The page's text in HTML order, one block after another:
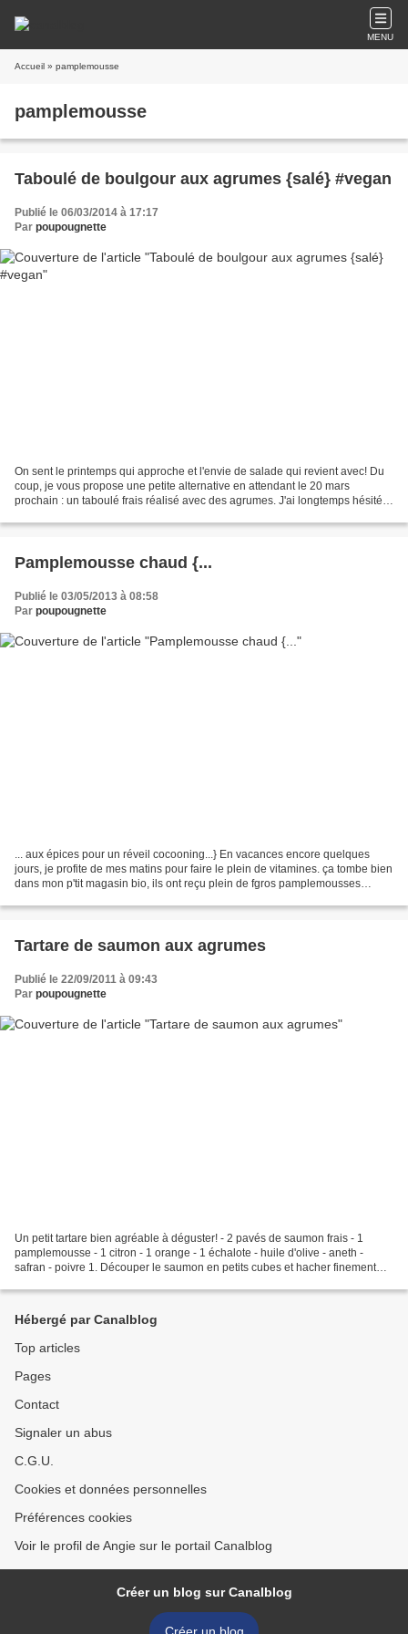
MENU
Accueil » pamplemousse
pamplemousse
Taboulé de boulgour aux agrumes {salé} #vegan
Publié le 06/03/2014 à 17:17
Par poupougnette
On sent le printemps qui approche et l'envie de salade qui revient avec! Du
coup, je vous propose une petite alternative en attendant le 20 mars
prochain : un taboulé frais réalisé avec des agrumes. J'ai longtemps hésité à
Pamplemousse chaud {...
Publié le 03/05/2013 à 08:58
Par poupougnette
... aux épices pour un réveil cocooning...} En vacances encore quelques
jours, je profite de mes matins pour faire le plein de vitamines. ça tombe bien
dans mon p'tit magasin bio, ils ont reçu plein de fgros pamplemousses
Tartare de saumon aux agrumes
Publié le 22/09/2011 à 09:43
Par poupougnette
Un petit tartare bien agréable à déguster! - 2 pavés de saumon frais - 1
pamplemousse - 1 citron - 1 orange - 1 échalote - huile d'olive - aneth -
safran - poivre 1. Découper le saumon en petits cubes et hacher finement
Hébergé par Canalblog
Top articles
Pages
Contact
Signaler un abus
C.G.U.
Cookies et données personnelles
Préférences cookies
Voir le profil de Angie sur le portail Canalblog
Créer un blog sur Canalblog